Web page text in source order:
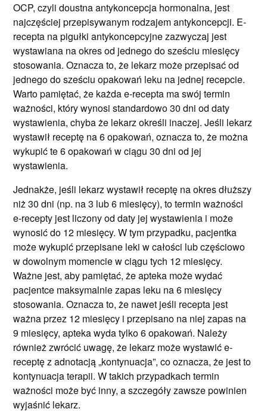
OCP, czyli doustna antykoncepcja hormonalna, jest
najczęściej przepisywanym rodzajem antykoncepcji. E-
recepta na pigułki antykoncepcyjne zazwyczaj jest
wystawiana na okres od jednego do sześciu miesięcy
stosowania. Oznacza to, że lekarz może przepisać od
jednego do sześciu opakowań leku na jednej recepcie.
Warto pamiętać, że każda e-recepta ma swój termin
ważności, który wynosi standardowo 30 dni od daty
wystawienia, chyba że lekarz określi inaczej. Jeśli lekarz
wystawił receptę na 6 opakowań, oznacza to, że można
wykupić te 6 opakowań w ciągu 30 dni od jej
wystawienia.
Jednakże, jeśli lekarz wystawił receptę na okres dłuższy
niż 30 dni (np. na 3 lub 6 miesięcy), to termin ważności
e-recepty jest liczony od daty jej wystawienia i może
wynosić do 12 miesięcy. W tym przypadku, pacjentka
może wykupić przepisane leki w całości lub częściowo
w dowolnym momencie w ciągu tych 12 miesięcy.
Ważne jest, aby pamiętać, że apteka może wydać
pacjentce maksymalnie zapas leku na 6 miesięcy
stosowania. Oznacza to, że nawet jeśli recepta jest
ważna przez 12 miesięcy i przepisano na niej zapas na
9 miesięcy, apteka wyda tylko 6 opakowań. Należy
również zwrócić uwagę, że lekarz może wystawić e-
receptę z adnotacją „kontynuacja”, co oznacza, że jest to
kontynuacja terapii. W takich przypadkach termin
ważności może być inny, a szczegóły zawsze powinien
wyjaśnić lekarz.